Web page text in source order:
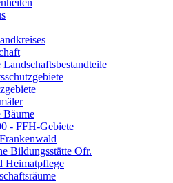
Landschaftsbestandteile
Bäume
- FFH-Gebiete
Bildungsstätte Ofr.
Heimatpflege